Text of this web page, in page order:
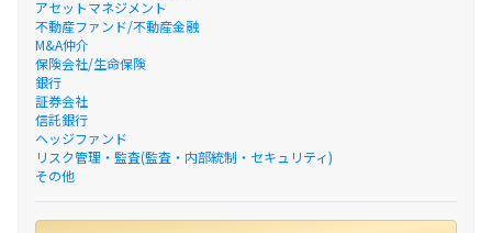
アセットマネジメント
不動産ファンド/不動産金融
M&A仲介
保険会社/生命保険
銀行
証券会社
信託銀行
ヘッジファンド
リスク管理・監査(監査・内部統制・セキュリティ)
その他